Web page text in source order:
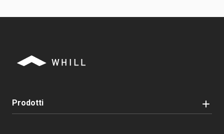
Prodotti